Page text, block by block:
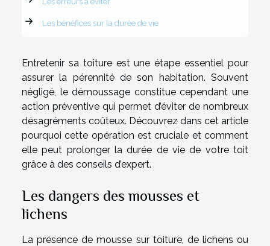
Les bénéfices sur la durée de vie
Entretenir sa toiture est une étape essentiel pour
assurer la pérennité de son habitation. Souvent
négligé, le démoussage constitue cependant une
action préventive qui permet d’éviter de nombreux
désagréments coûteux. Découvrez dans cet article
pourquoi cette opération est cruciale et comment
elle peut prolonger la durée de vie de votre toit
grâce à des conseils d’expert.
Les dangers des mousses et
lichens
La présence de mousse sur toiture, de lichens ou